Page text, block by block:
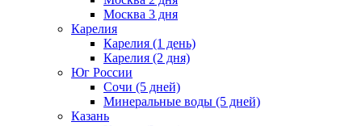
Москва 3 дня
Карелия
Карелия (1 день)
Карелия (2 дня)
Юг России
Сочи (5 дней)
Минеральные воды (5 дней)
Казань